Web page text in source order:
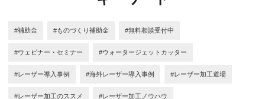
#補助金 #ものづくり補助金 #無料相談受付中
#ウェビナー・セミナー #ウォータージェットカッター
#レーザー導入事例 #海外レーザー導入事例 #レーザー加工道場
#レーザー加工のススメ #レーザー加工ノウハウ